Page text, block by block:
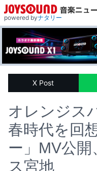
powered byナタリー
X Post
オレンジス
春時代を回
ー」MV公
ス宮地